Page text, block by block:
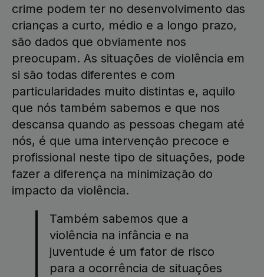
crime podem ter no desenvolvimento das
crianças a curto, médio e a longo prazo,
são dados que obviamente nos
preocupam. As situações de violência em
si são todas diferentes e com
particularidades muito distintas e, aquilo
que nós também sabemos e que nos
descansa quando as pessoas chegam até
nós, é que uma intervenção precoce e
profissional neste tipo de situações, pode
fazer a diferença na minimização do
impacto da violência.
Também sabemos que a
violência na infância e na
juventude é um fator de risco
para a ocorrência de situações